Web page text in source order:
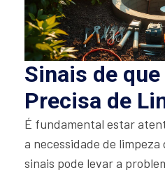
Sinais de
Precisa de
É fundamental estar
a necessidade de limpeza
sinais pode levar a